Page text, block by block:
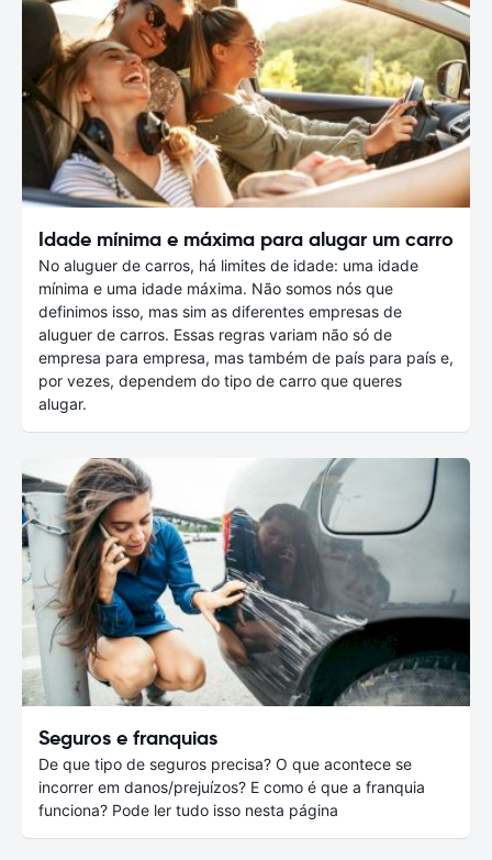
Idade mínima e máxima para alugar um carro
No aluguer de carros, há limites de idade: uma idade
mínima e uma idade máxima. Não somos nós que
definimos isso, mas sim as diferentes empresas de
aluguer de carros. Essas regras variam não só de
empresa para empresa, mas também de país para país e,
por vezes, dependem do tipo de carro que queres
alugar.
Seguros e franquias
De que tipo de seguros precisa? O que acontece se
incorrer em danos/prejuízos? E como é que a franquia
funciona? Pode ler tudo isso nesta página